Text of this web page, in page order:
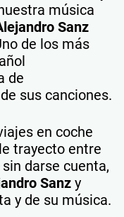
música
Sanz
de los más
de
sus canciones.
en coche
trayecto entre
darse cuenta,
Sanz y
y de su música.